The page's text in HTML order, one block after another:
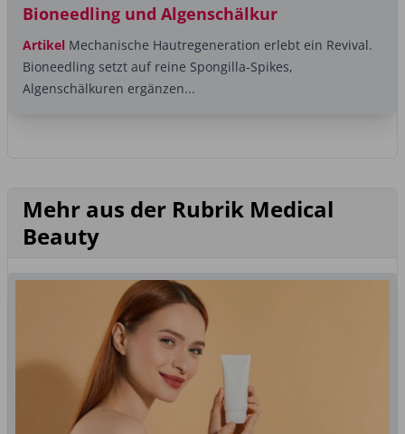
Bioneedling und Algenschälkur
Artikel Mechanische Hautregeneration erlebt ein Revival.
Bioneedling setzt auf reine Spongilla-Spikes,
Algenschälkuren ergänzen...
Mehr aus der Rubrik Medical
Beauty